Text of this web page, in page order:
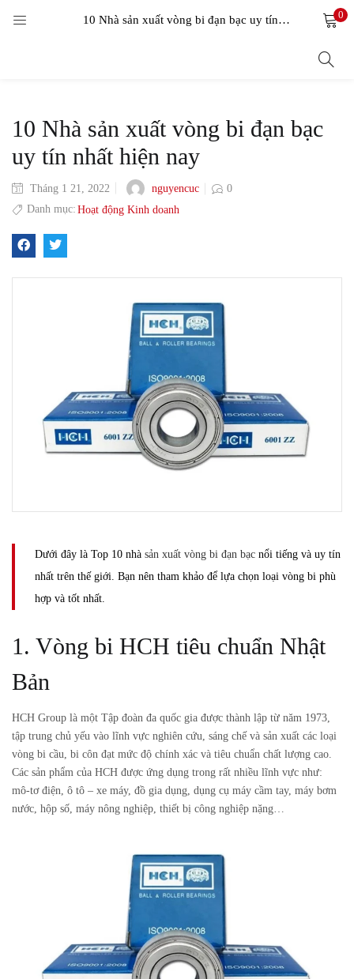
10 Nhà sản xuất vòng bi đạn bạc uy tín nhất hiện nay 0
10 Nhà sản xuất vòng bi đạn bạc
uy tín nhất hiện nay
Tháng 1 21, 2022 nguyencuc
0
Danh mục: Hoạt động Kinh doanh
Dưới đây là Top 10 nhà sản xuất vòng bi đạn bạc nổi tiếng và uy tín
nhất trên thế giới. Bạn nên tham khảo để lựa chọn loại vòng bi phù
hợp và tốt nhất.
1. Vòng bi HCH tiêu chuẩn Nhật
Bản
HCH Group là một Tập đoàn đa quốc gia được thành lập từ năm 1973,
tập trung chủ yếu vào lĩnh vực nghiên cứu, sáng chế và sản xuất các loại
vòng bi cầu, bi côn đạt mức độ chính xác và tiêu chuẩn chất lượng cao.
Các sản phẩm của HCH được ứng dụng trong rất nhiều lĩnh vực như:
mô-tơ điện, ô tô – xe máy, đồ gia dụng, dụng cụ máy cầm tay, máy bơm
nước, hộp số, máy nông nghiệp, thiết bị công nghiệp nặng…
LOGIN
Remember me